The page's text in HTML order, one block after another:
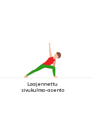
Laajennettu
sivukulma-asento